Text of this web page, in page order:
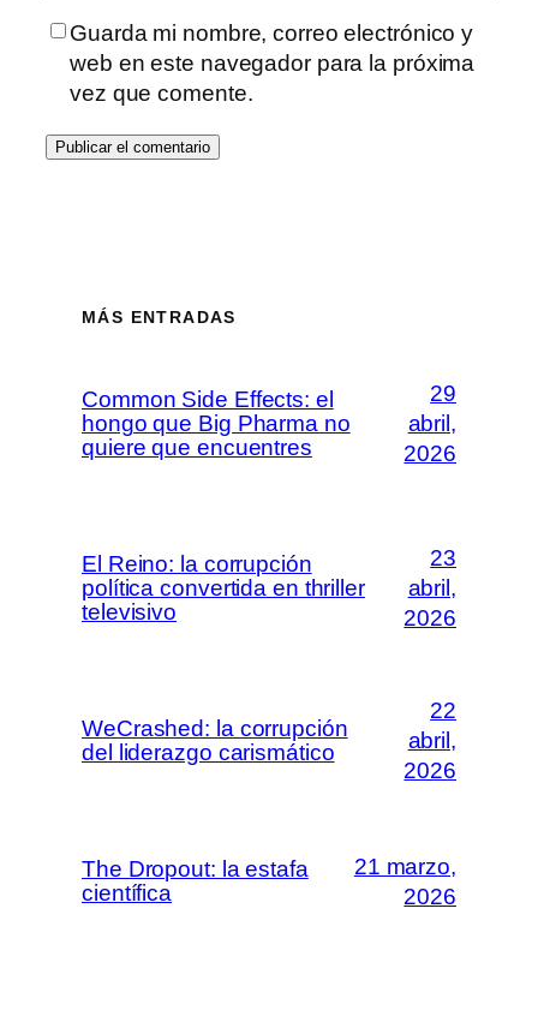
Guarda mi nombre, correo electrónico y
web en este navegador para la próxima
vez que comente.
MÁS ENTRADAS
Common Side Effects: el
hongo que Big Pharma no
quiere que encuentres
29
abril,
2026
El Reino: la corrupción
política convertida en thriller
televisivo
23
abril,
2026
WeCrashed: la corrupción
del liderazgo carismático
22
abril,
2026
The Dropout: la estafa
científica
21 marzo,
2026